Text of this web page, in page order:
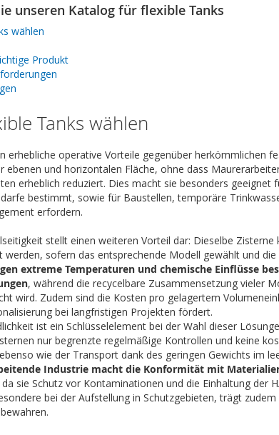
unseren Katalog für flexible Tanks
wählen
Produkt
Tanks wählen
erhebliche operative Vorteile gegenüber herkömmlichen
ebenen und horizontalen Fläche, ohne dass
erheblich reduziert. Dies macht sie besonders
bestimmt, sowie für Baustellen, temporäre
erfordern.
stellt einen weiteren Vorteil dar: Dieselbe
werden, sofern das entsprechende Modell gewählt und
extreme Temperaturen und chemische Einflüsse
, während die recycelbare Zusammensetzung vieler
wird. Zudem sind die Kosten pro gelagertem
bei langfristigen Projekten fördert.
ist ein Schlüsselelement bei der Wahl dieser
nur begrenzte regelmäßige Kontrollen und keine
wie der Transport dank des geringen Gewichts im
Industrie macht die Konformität mit
da sie Schutz vor Kontaminationen und die Einhaltung der
bei der Aufstellung in Schutzgebieten, trägt